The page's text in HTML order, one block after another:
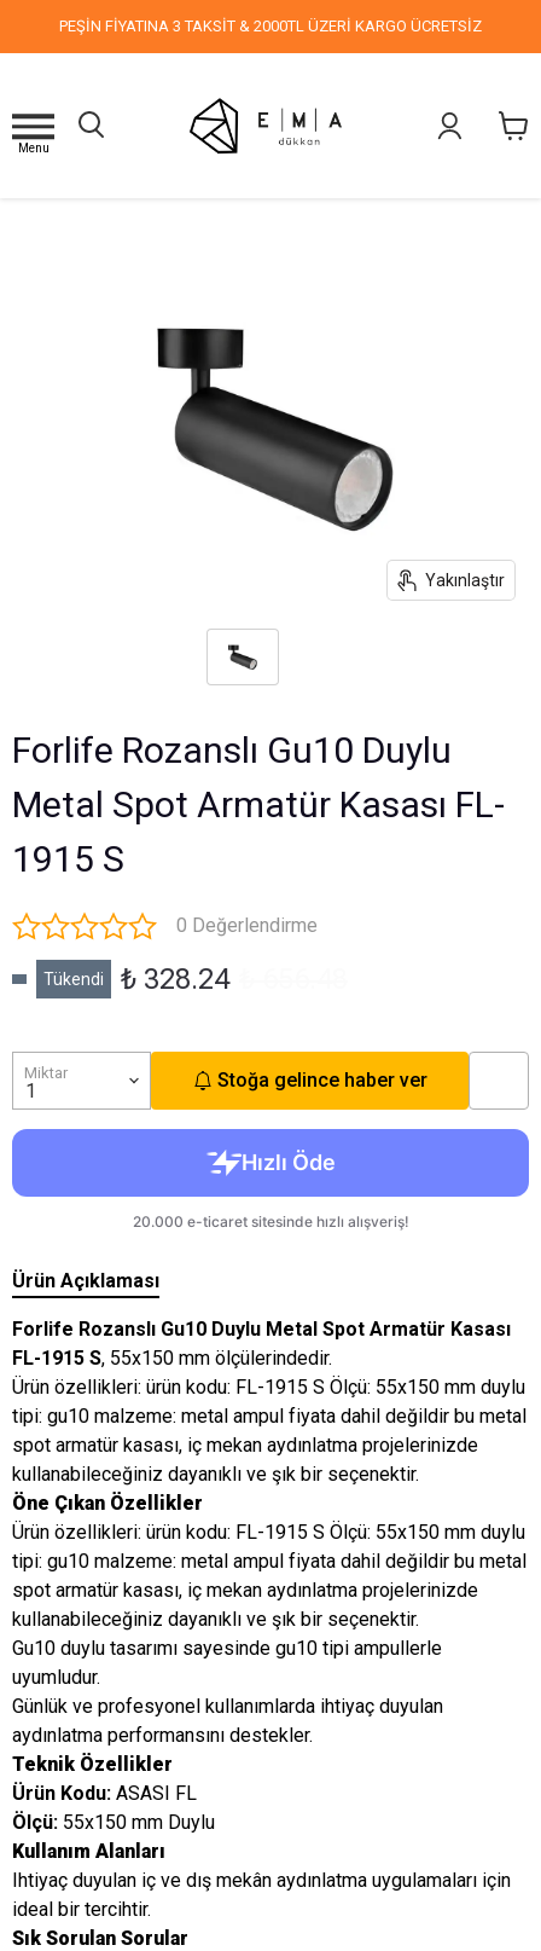
PEŞİN FİYATINA 3 TAKSİT & 2000TL ÜZERİ KARGO ÜCRETSİZ
Menu
Yakınlaştır
Forlife Rozanslı Gu10 Duylu
Metal Spot Armatür Kasası FL-
1915 S
0 Değerlendirme
Tükendi ₺ 328.24
Miktar Stoğa gelince haber ver
Ürün Açıklaması
Forlife Rozanslı Gu10 Duylu Metal Spot Armatür Kasası
FL-1915 S, 55x150 mm ölçülerindedir.
Ürün özellikleri: ürün kodu: FL-1915 S Ölçü: 55x150 mm duylu
tipi: gu10 malzeme: metal ampul fiyata dahil değildir bu metal
spot armatür kasası, iç mekan aydınlatma projelerinizde
kullanabileceğiniz dayanıklı ve şık bir seçenektir.
Öne Çıkan Özellikler
Ürün özellikleri: ürün kodu: FL-1915 S Ölçü: 55x150 mm duylu
tipi: gu10 malzeme: metal ampul fiyata dahil değildir bu metal
spot armatür kasası, iç mekan aydınlatma projelerinizde
kullanabileceğiniz dayanıklı ve şık bir seçenektir.
Gu10 duylu tasarımı sayesinde gu10 tipi ampullerle
uyumludur.
Günlük ve profesyonel kullanımlarda ihtiyaç duyulan
aydınlatma performansını destekler.
Teknik Özellikler
Ürün Kodu: ASASI FL
Ölçü: 55x150 mm Duylu
Kullanım Alanları
Ihtiyaç duyulan iç ve dış mekân aydınlatma uygulamaları için
ideal bir tercihtir.
Sık Sorulan Sorular